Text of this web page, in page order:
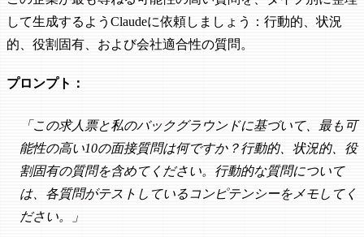
して生成するようClaudeに依頼しましょう：行動的、状況
的、役割固有、および会社適合性の質問。
プロンプト：
「この求人票と私のバックグラウンドに基づいて、最も可
能性の高い10の面接質問は何ですか？行動的、状況的、役
割固有の質問を含めてください。行動的な質問について
は、各質問がテストしているコンピテンシーをメモしてく
ださい。」